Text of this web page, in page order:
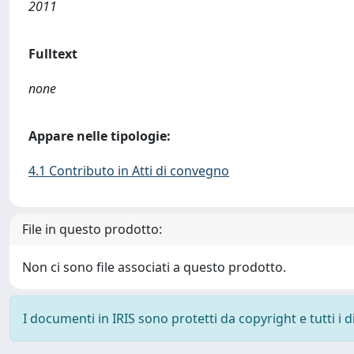
2011
Fulltext
none
Appare nelle tipologie:
4.1 Contributo in Atti di convegno
File in questo prodotto:
Non ci sono file associati a questo prodotto.
I documenti in IRIS sono protetti da copyright e tutti i